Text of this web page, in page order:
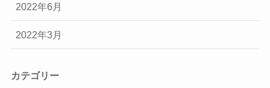
2022年6月
2022年3月
カテゴリー